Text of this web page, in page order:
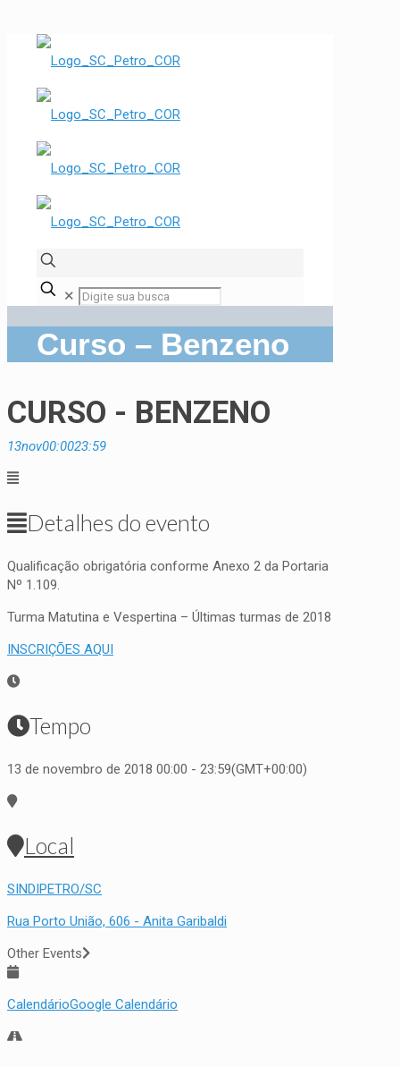
✕
Curso – Benzeno
CURSO - BENZENO
13nov00:0023:59
Detalhes do evento
Qualificação obrigatória conforme Anexo 2 da Portaria
Nº 1.109.
Turma Matutina e Vespertina – Últimas turmas de 2018
INSCRIÇÕES AQUI
Tempo
13 de novembro de 2018 00:00 - 23:59(GMT+00:00)
Local
SINDIPETRO/SC
Rua Porto União, 606 - Anita Garibaldi
Other Events
CalendárioGoogle Calendário